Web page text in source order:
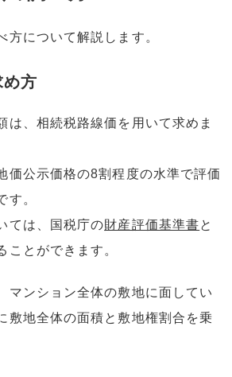
方について解説します。
方
は、相続税路線価を用いて求めま
価公示価格の8割程度の水準で評価
す。
ては、国税庁の財産評価基準書と
ことができます。
マンション全体の敷地に面してい
敷地全体の面積と敷地権割合を乗